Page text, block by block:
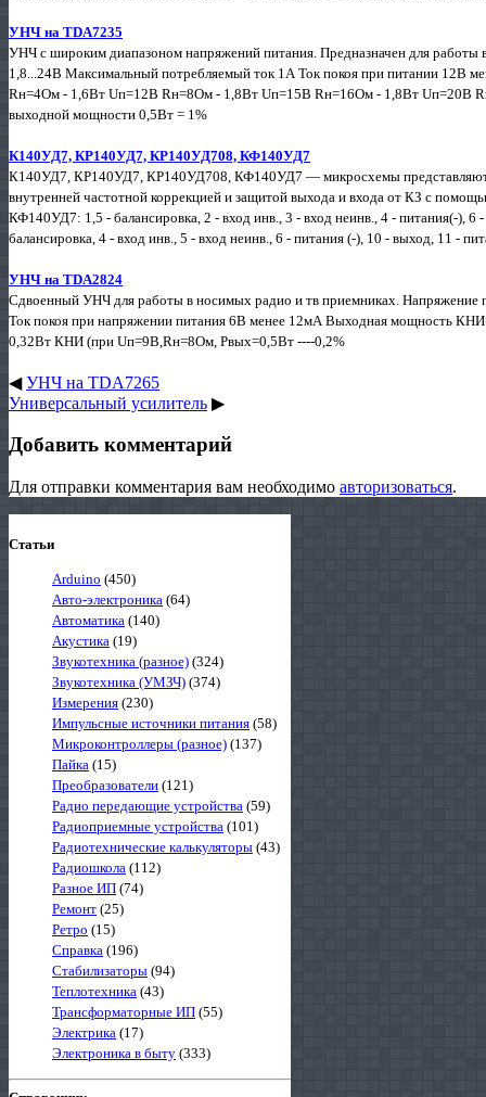
УНЧ на TDA7235
УНЧ с широким диапазоном напряжений питания. Предназначен для
1,8...24В Максимальный потребляемый ток 1А Ток покоя при питании 12В
Rн=4Ом - 1,6Вт Uп=12В Rн=8Ом - 1,8Вт Uп=15В Rн=16Ом - 1,8Вт Uп=20В
выходной мощности 0,5Вт = 1%
К140УД7, КР140УД7, КР140УД708, КФ140УД7
К140УД7, КР140УД7, КР140УД708, КФ140УД7 — микросхемы представляют
внутренней частотной коррекцией и защитой выхода и входа от КЗ с
КФ140УД7: 1,5 - балансировка, 2 - вход инв., 3 - вход неинв., 4 - питания(-),
балансировка, 4 - вход инв., 5 - вход неинв., 6 - питания (-), 10 - выход, 11 -
УНЧ на TDA2824
Сдвоенный УНЧ для работы в носимых радио и тв приемниках.
Ток покоя при напряжении питания 6В менее 12мА Выходная мощность
0,32Вт КНИ (при Uп=9В,Rн=8Ом, Рвых=0,5Вт ----0,2%
◀УНЧ на TDA7265
Универсальный усилитель ▶
Добавить комментарий
Для отправки комментария вам необходимо авторизоваться.
Статьи
Arduino (450)
Авто-электроника (64)
Автоматика (140)
Акустика (19)
Звукотехника (разное) (324)
Звукотехника (УМЗЧ) (374)
Измерения (230)
Импульсные источники питания (58)
Микроконтроллеры (разное) (137)
Пайка (15)
Преобразователи (121)
Радио передающие устройства (59)
Радиоприемные устройства (101)
Радиотехнические калькуляторы (43)
Радиошкола (112)
Разное ИП (74)
Ремонт (25)
Ретро (15)
Справка (196)
Стабилизаторы (94)
Теплотехника (43)
Трансформаторные ИП (55)
Электрика (17)
Электроника в быту (333)